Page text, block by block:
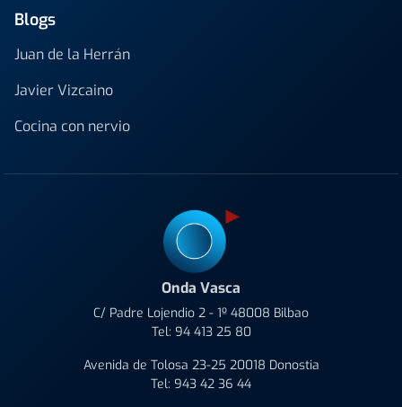
Blogs
Juan de la Herrán
Javier Vizcaino
Cocina con nervio
Onda Vasca
C/ Padre Lojendio 2 - 1º 48008 Bilbao
Tel: 94 413 25 80
Avenida de Tolosa 23-25 20018 Donostia
Tel: 943 42 36 44